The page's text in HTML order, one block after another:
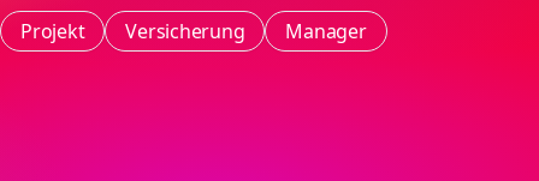
Projekt Versicherung
Manager